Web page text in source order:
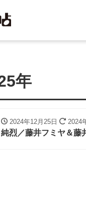
年
2024年12月25日 2024
純烈／藤井フミヤ＆藤